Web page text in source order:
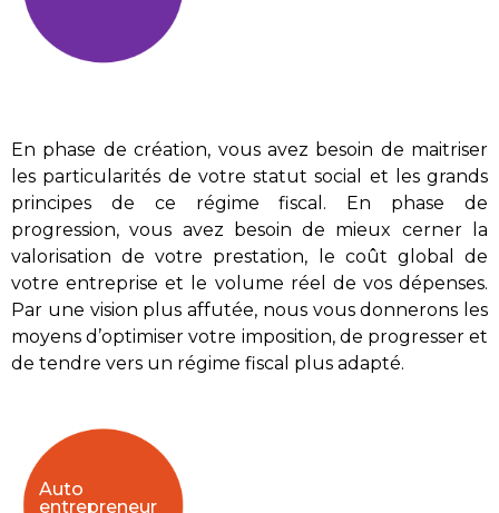
En phase de création, vous avez besoin de maitriser
les particularités de votre statut social et les grands
principes de ce régime fiscal. En phase de
progression, vous avez besoin de mieux cerner la
valorisation de votre prestation, le coût global de
votre entreprise et le volume réel de vos dépenses.
Par une vision plus affutée, nous vous donnerons les
moyens d’optimiser votre imposition, de progresser et
de tendre vers un régime fiscal plus adapté.
Auto
entrepreneur